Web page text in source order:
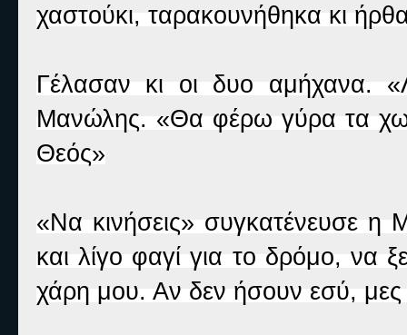
χαστούκι, ταρακουνήθηκα κι
Γέλασαν κι οι δυο αμήχανα.
Μανώλης. «Θα φέρω γύρα τα
Θεός»
«Να κινήσεις» συγκατένευσε
και λίγο φαγί για το δρόμο, να
χάρη μου. Αν δεν ήσουν εσύ,